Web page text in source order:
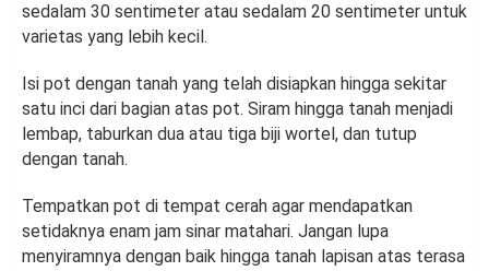
sedalam 30 sentimeter atau sedalam 20 sentimeter untuk
varietas yang lebih kecil.
Isi pot dengan tanah yang telah disiapkan hingga sekitar
satu inci dari bagian atas pot. Siram hingga tanah menjadi
lembap, taburkan dua atau tiga biji wortel, dan tutup
dengan tanah.
Tempatkan pot di tempat cerah agar mendapatkan
setidaknya enam jam sinar matahari. Jangan lupa
menyiramnya dengan baik hingga tanah lapisan atas terasa